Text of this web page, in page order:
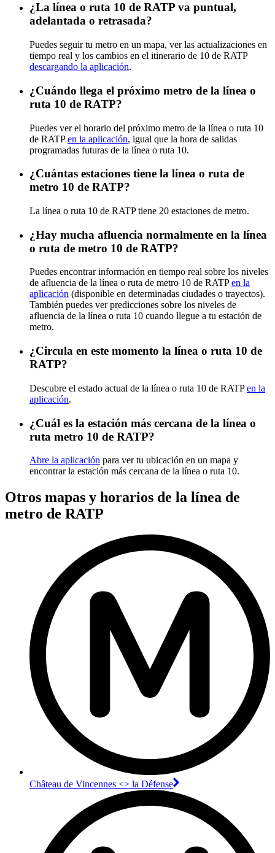
¿La línea o ruta 10 de RATP va puntual,
adelantada o retrasada?
Puedes seguir tu metro en un mapa, ver las actualizaciones en
tiempo real y los cambios en el itinerario de 10 de RATP
descargando la aplicación.
¿Cuándo llega el próximo metro de la línea o
ruta 10 de RATP?
Puedes ver el horario del próximo metro de la línea o ruta 10
de RATPen la aplicación, igual que la hora de salidas
programadas futuras de la línea o ruta 10.
¿Cuántas estaciones tiene la línea o ruta de
metro 10 de RATP?
La línea o ruta 10 de RATP tiene 20 estaciones de metro.
¿Hay mucha afluencia normalmente en la línea
o ruta de metro 10 de RATP?
Puedes encontrar información en tiempo real sobre los niveles
de afluencia de la línea o ruta de metro 10 de RATPen la
aplicación (disponible en determinadas ciudades o trayectos).
También puedes ver predicciones sobre los niveles de
afluencia de la línea o ruta 10 cuando llegue a tu estación de
metro.
¿Circula en este momento la línea o ruta 10 de
RATP?
Descubre el estado actual de la línea o ruta 10 de RATPen la
aplicación.
¿Cuál es la estación más cercana de la línea o
ruta metro 10 de RATP?
Abre la aplicación para ver tu ubicación en un mapa y
encontrar la estación más cercana de la línea o ruta 10.
Otros mapas y horarios de la línea de
metro de RATP
Château de Vincennes <> la Défense